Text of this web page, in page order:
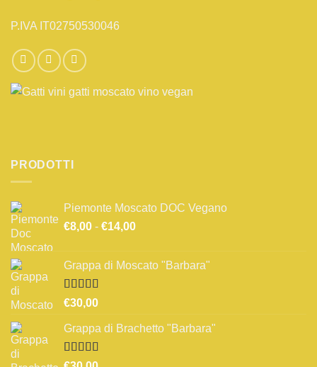
P.IVA IT02750530046
PRODOTTI
Piemonte Moscato DOC Vegano
€8,00 - €14,00Fascia
da
Grappa di Moscato "Barbara"
Valutato
su 5
€30,00
Grappa di Brachetto "Barbara"
Valutato